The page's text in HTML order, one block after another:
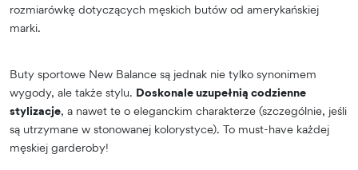
rozmiarówkę dotyczących męskich butów od amerykańskiej
marki.
Buty sportowe New Balance są jednak nie tylko synonimem
wygody, ale także stylu. Doskonale uzupełnią codzienne
stylizacje, a nawet te o eleganckim charakterze (szczególnie, jeśli
są utrzymane w stonowanej kolorystyce). To must-have każdej
męskiej garderoby!